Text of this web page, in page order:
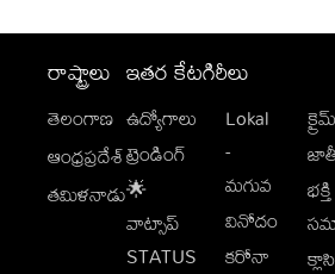
రాష్ట్రాలు
తెలంగాణ
ఆంధ్రప్రదేశ్
తమిళనాడు
ఇతర కేటగిరీలు
ఉద్యోగాలు
ట్రెండింగ్
🌟
వాట్సాప్
STATUS
Lokal
-
మగువ
వినోదం
కరోనా
క్రైమ్
భక్తి